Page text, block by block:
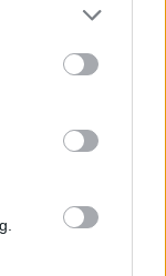
more Google
may click to
party tags to
below Google
αυτοκίνητο.
Απλά κάναμε